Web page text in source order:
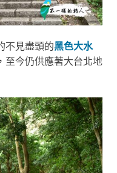
不見盡頭的黑色大水
至今仍供應著大台北地